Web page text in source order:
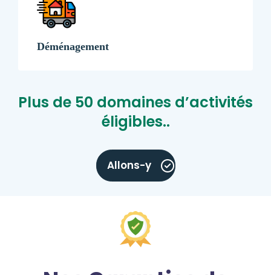
Déménagement
Plus de 50 domaines d’activités
éligibles..
Allons-y